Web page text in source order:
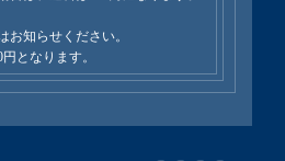
知らせください。
となります。